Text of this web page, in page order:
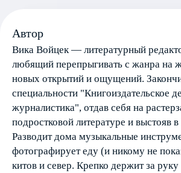
Автор
Вика Войцек — литературный
любящий перепрыгивать с жанра на
новых открытий и ощущений.
специальности "Книгоиздательское
журналистика", отдав себя на
подростковой литературе и выстояв
Разводит дома музыкальные
фотографирует еду (и никому не
китов и север. Крепко держит за